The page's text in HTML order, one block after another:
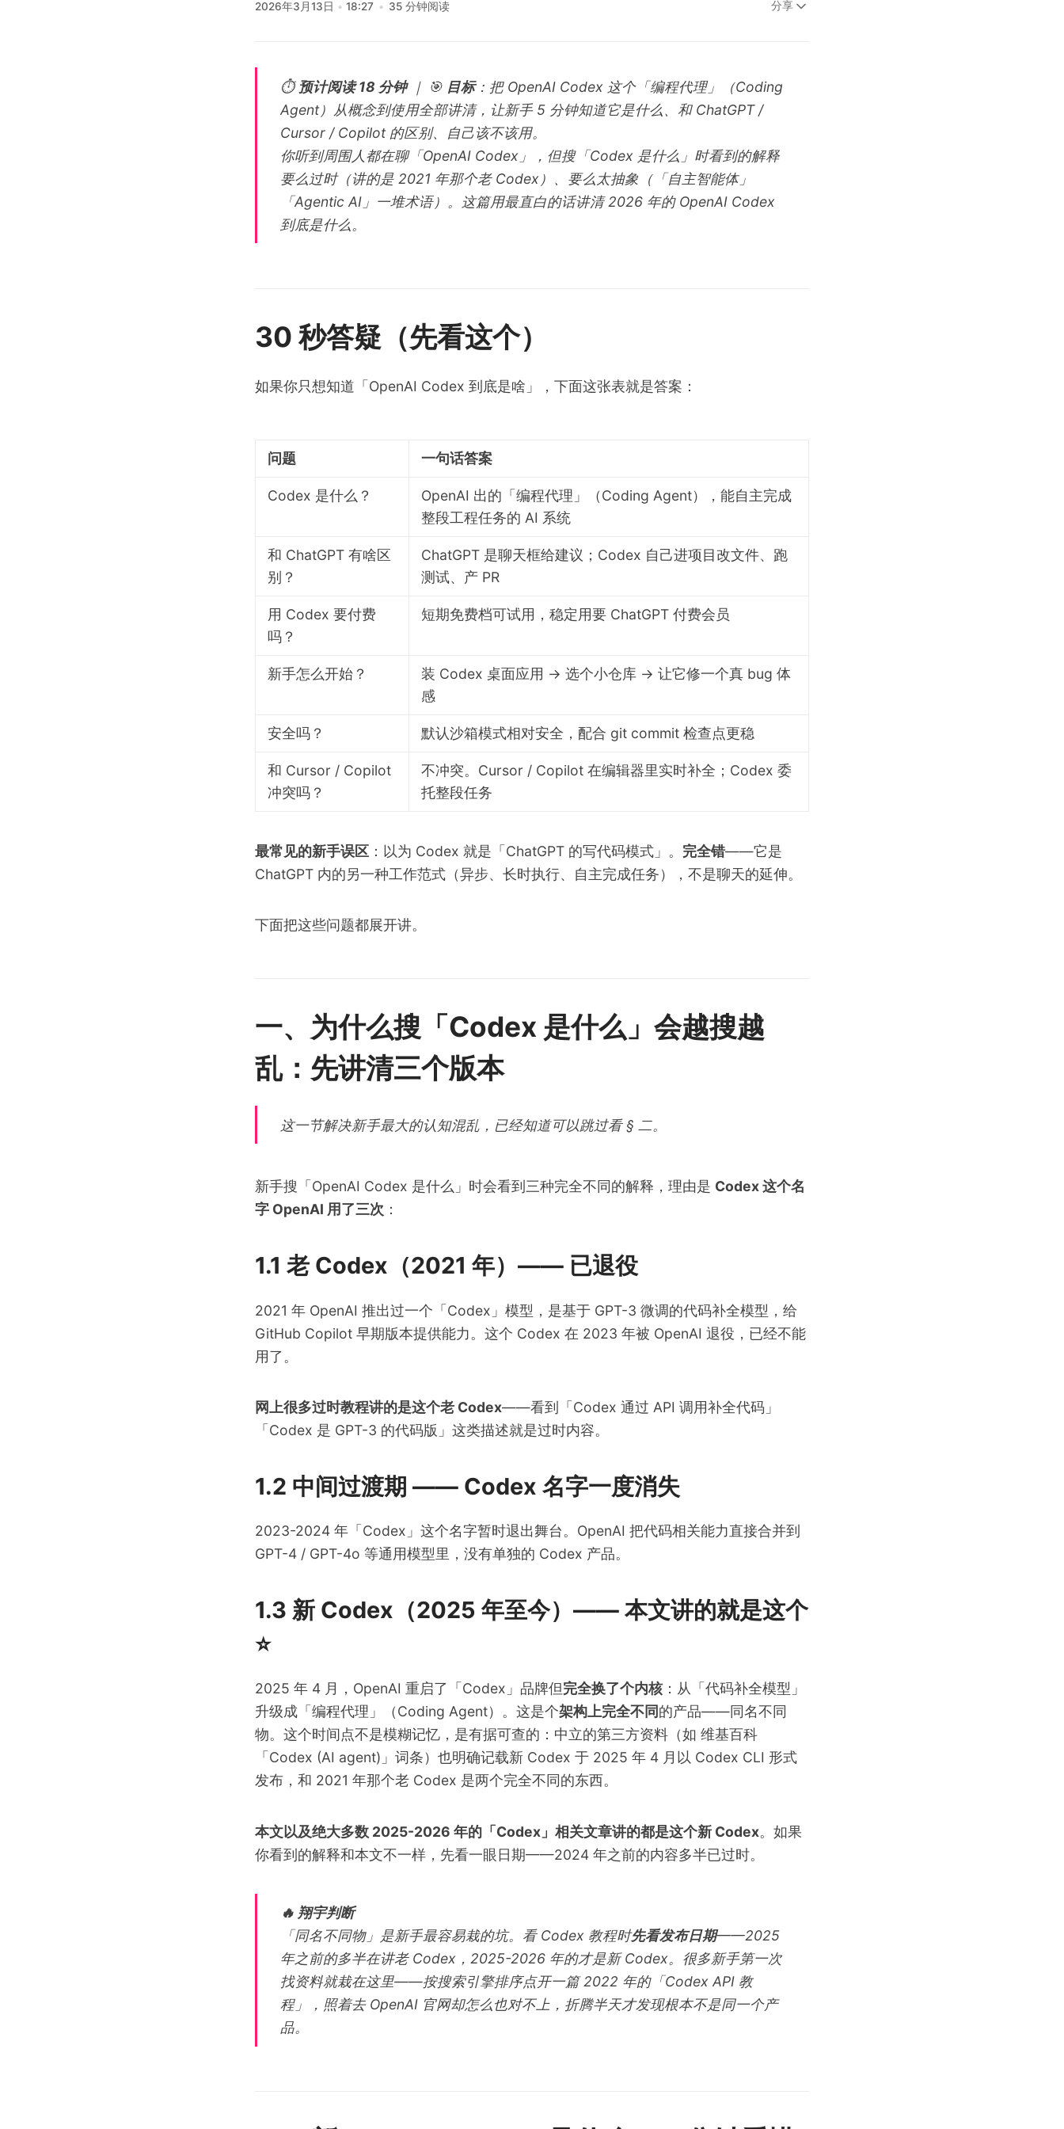
2026年3月13日 18:27 35 分钟阅读 分享
⏱️ 预计阅读 18 分钟｜ 🎯 目标：把 OpenAI Codex 这个「编程代理」（Coding
Agent）从概念到使用全部讲清，让新手 5 分钟知道它是什么、和 ChatGPT /
Cursor / Copilot 的区别、自己该不该用。
你听到周围人都在聊「OpenAI Codex」，但搜「Codex 是什么」时看到的解释
要么过时（讲的是 2021 年那个老 Codex）、要么太抽象（「自主智能体」
「Agentic AI」一堆术语）。这篇用最直白的话讲清 2026 年的 OpenAI Codex
到底是什么。
30 秒答疑（先看这个）
如果你只想知道「OpenAI Codex 到底是啥」，下面这张表就是答案：
问题 一句话答案
Codex 是什么？
OpenAI 出的「编程代理」（Coding Agent），能自主完成
整段工程任务的 AI 系统
和 ChatGPT 有啥区
别？
ChatGPT 是聊天框给建议；Codex 自己进项目改文件、跑
测试、产 PR
用 Codex 要付费
吗？
短期免费档可试用，稳定用要 ChatGPT 付费会员
新手怎么开始？
装 Codex 桌面应用 → 选个小仓库 → 让它修一个真 bug 体
感
安全吗？ 默认沙箱模式相对安全，配合 git commit 检查点更稳
和 Cursor / Copilot
冲突吗？
不冲突。Cursor / Copilot 在编辑器里实时补全；Codex 委
托整段任务
最常见的新手误区 ：以为 Codex 就是「ChatGPT 的写代码模式」。 完全错——它是
ChatGPT 内的另一种工作范式（异步、长时执行、自主完成任务），不是聊天的延伸。
下面把这些问题都展开讲。
一、为什么搜「Codex 是什么」会越搜越
乱：先讲清三个版本
这一节解决新手最大的认知混乱，已经知道可以跳过看 § 二。
新手搜「OpenAI Codex 是什么」时会看到三种完全不同的解释，理由是 Codex 这个名
字 OpenAI 用了三次 ：
1.1 老 Codex（2021 年）—— 已退役
2021 年 OpenAI 推出过一个「Codex」模型，是基于 GPT-3 微调的代码补全模型，给
GitHub Copilot 早期版本提供能力。这个 Codex 在 2023 年被 OpenAI 退役，已经不能
用了。
网上很多过时教程讲的是这个老 Codex——看到「Codex 通过 API 调用补全代码」
「Codex 是 GPT-3 的代码版」这类描述就是过时内容。
1.2 中间过渡期 —— Codex 名字一度消失
2023-2024 年「Codex」这个名字暂时退出舞台。OpenAI 把代码相关能力直接合并到
GPT-4 / GPT-4o 等通用模型里，没有单独的 Codex 产品。
1.3 新 Codex（2025 年至今）—— 本文讲的就是这个
⭐
2025 年 4 月，OpenAI 重启了「Codex」品牌但完全换了个内核：从「代码补全模型」
升级成「编程代理」（Coding Agent）。这是个架构上完全不同的产品——同名不同
物。这个时间点不是模糊记忆，是有据可查的：中立的第三方资料（如 维基百科
「Codex (AI agent)」词条）也明确记载新 Codex 于 2025 年 4 月以 Codex CLI 形式
发布，和 2021 年那个老 Codex 是两个完全不同的东西。
本文以及绝大多数 2025-2026 年的「Codex」相关文章讲的都是这个新 Codex。如果
你看到的解释和本文不一样，先看一眼日期——2024 年之前的内容多半已过时。
🔥 翔宇判断
「同名不同物」是新手最容易栽的坑。看 Codex 教程时先看发布日期——2025
年之前的多半在讲老 Codex，2025-2026 年的才是新 Codex。很多新手第一次
找资料就栽在这里——按搜索引擎排序点开一篇 2022 年的「Codex API 教
程」，照着去 OpenAI 官网却怎么也对不上，折腾半天才发现根本不是同一个产
品。